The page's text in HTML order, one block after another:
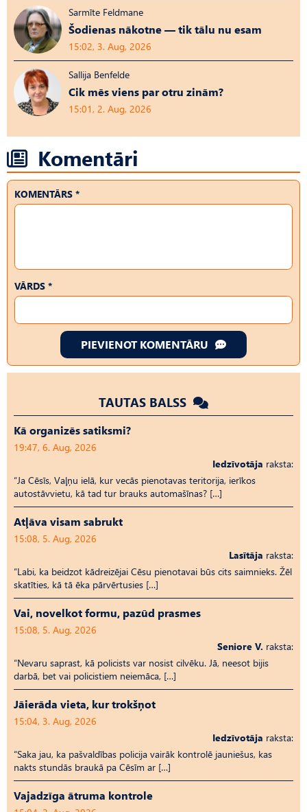
Sarmīte Feldmane
Šodienas nākotne — tik tālu nu esam
15:02, 3. Aug, 2026
Sallija Benfelde
Cik mēs viens par otru zinām?
15:01, 2. Aug, 2026
Komentāri
KOMENTĀRS *
VĀRDS *
PIEVIENOT KOMENTĀRU
TAUTAS BALSS
Kā organizēs satiksmi?
19:47, 6. Aug, 2026
Iedzīvotāja raksta:
“Ja Cēsīs, Vaļņu ielā, kur vecās pienotavas teritorija, ierīkos
autostāvvietu, kā tad tur brauks automašīnas? […]
Atļāva visam sabrukt
15:08, 5. Aug, 2026
Lasītāja raksta:
“Labi, ka beidzot kādreizējai Cēsu pienotavai būs cits saimnieks. Žēl
skatīties, kā tā ēka pārvērtusies […]
Vai, novelkot formu, pazūd prasmes
15:08, 5. Aug, 2026
Seniore V. raksta:
“Nevaru saprast, kā policists var nosist cilvēku. Jā, neesot bijis
darbā, bet vai policistiem neiemāca, […]
Jāierāda vieta, kur trokšņot
15:04, 3. Aug, 2026
Iedzīvotāja raksta:
“Saka jau, ka pašvaldības policija vairāk kontrolē jauniešus, kas
nakts stundās braukā pa Cēsīm ar […]
Vajadzīga ātruma kontrole